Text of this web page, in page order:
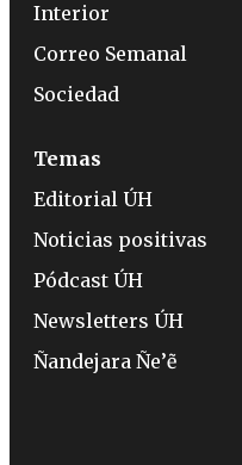
Interior
Correo Semanal
Sociedad
Temas
Editorial ÚH
Noticias positivas
Pódcast ÚH
Newsletters ÚH
Ñandejara Ñe’ẽ